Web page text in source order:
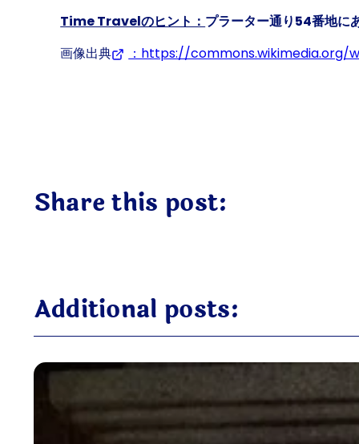
Time Travelのヒント： プラーター通り54番地に
画像出典
：https://commons.wikimedia.org/
Share this post:
Additional posts: